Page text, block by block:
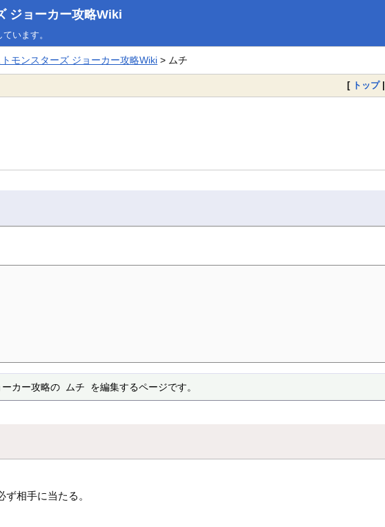
ジョーカー攻略Wiki
います。
トモンスターズ ジョーカー攻略Wiki > ムチ
[ トップ|
カー攻略の ムチ を編集するページです。
相手に当たる。